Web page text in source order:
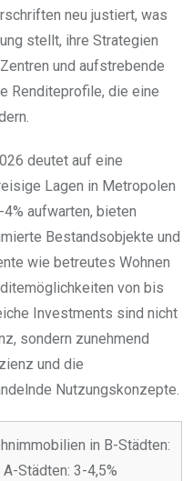
neu justiert, was
stellt, ihre Strategien
und aufstrebende
Renditeprofile, die eine
deutet auf eine
Lagen in Metropolen
4% aufwarten, bieten
Bestandsobjekte und
wie betreutes Wohnen
von bis
Investments sind nicht
sondern zunehmend
und die
Nutzungskonzepte.
in B-Städten:
Städten: 3-4,5%